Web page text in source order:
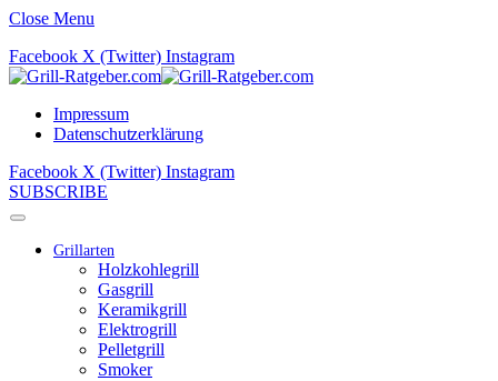
Close Menu
Facebook X (Twitter) Instagram
Impressum
Datenschutzerklärung
Facebook X (Twitter) Instagram
SUBSCRIBE
Grillarten
Holzkohlegrill
Gasgrill
Keramikgrill
Elektrogrill
Pelletgrill
Smoker